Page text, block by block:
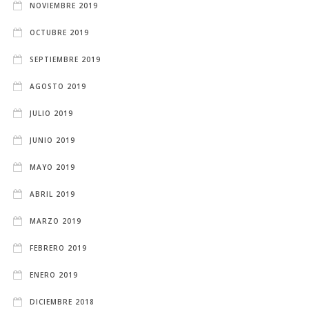
NOVIEMBRE 2019
OCTUBRE 2019
SEPTIEMBRE 2019
AGOSTO 2019
JULIO 2019
JUNIO 2019
MAYO 2019
ABRIL 2019
MARZO 2019
FEBRERO 2019
ENERO 2019
DICIEMBRE 2018